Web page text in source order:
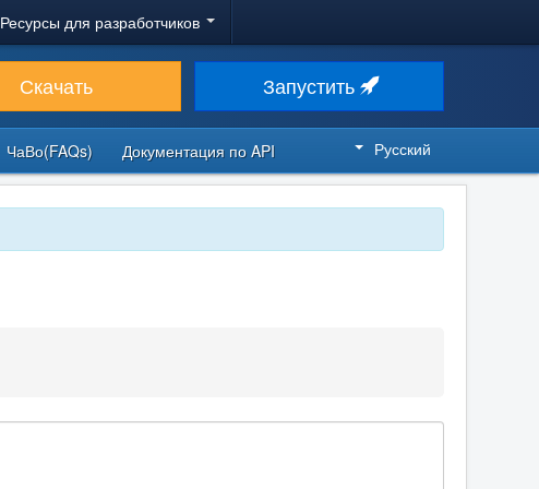
Ресурсы для разработчиков
Скачать Запустить
ЧаВо(FAQs) Документация по API Русский